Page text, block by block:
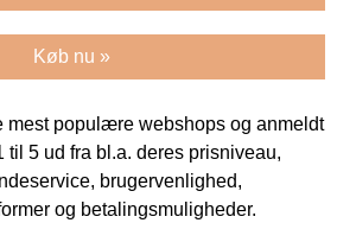
Køb nu »
mest populære webshops og anmeldt
til 5 ud fra bl.a. deres prisniveau,
brugervenlighed,
og betalingsmuligheder.